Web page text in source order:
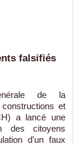
falsifiés
de la
et
a lancé une
des citoyens
d'un faux